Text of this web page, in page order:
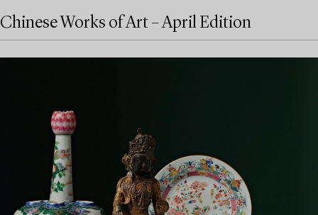
Chinese Works of Art – April Edition